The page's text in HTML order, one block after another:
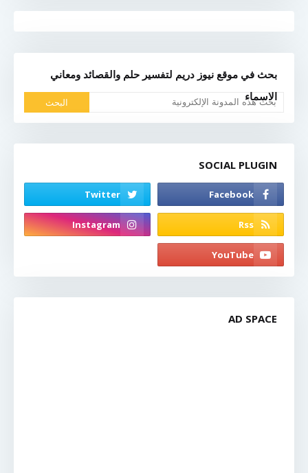
بحث في موقع نيوز دريم لتفسير حلم والقصائد ومعاني
الاسماء
SOCIAL PLUGIN
AD SPACE